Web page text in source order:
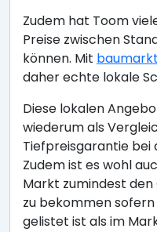
Zudem hat Toom
Preise zwischen
können. Mit
daher echte lokale
Diese lokalen
wiederum als
Tiefpreisgarantie bei
Zudem ist es wohl
Markt zumindest
zu bekommen
gelistet ist als im